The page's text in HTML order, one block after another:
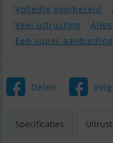
Volledig voorbereid
Veel uitrusting
Een super aanbieding
Delen
Specificaties